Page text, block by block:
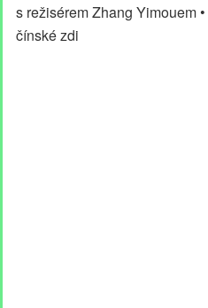
s režisérem Zhang Yimouem
čínské zdi